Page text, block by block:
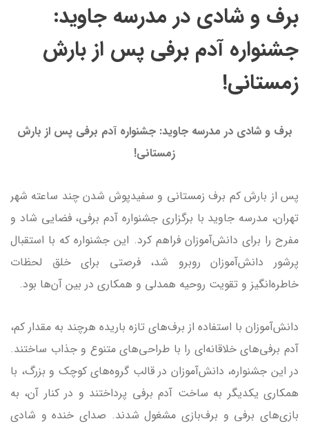
برف و شادی در مدرسه جاوید:
جشنواره آدم برفی پس از بارش
زمستانی!
برف و شادی در مدرسه جاوید: جشنواره آدم برفی پس از بارش
زمستانی!
پس از بارش کم برف زمستانی و سفیدپوش شدن چند ساعته شهر
تهران، مدرسه جاوید با برگزاری جشنواره آدم برفی، فضایی شاد و
مفرح را برای دانش‌آموزان فراهم کرد. این جشنواره که با استقبال
پرشور دانش‌آموزان روبرو شد، فرصتی برای خلق لحظات
خاطره‌انگیز و تقویت روحیه همدلی و همکاری در بین آن‌ها بود.
دانش‌آموزان با استفاده از برف‌های تازه باریده هرچند به مقدار کم،
آدم برفی‌های خلاقانه‌ای را با طراحی‌های متنوع و جذاب ساختند.
در این جشنواره، دانش‌آموزان در قالب گروه‌های کوچک و بزرگ، با
همکاری یکدیگر به ساخت آدم برفی پرداختند و در کنار آن، به
بازی‌های برفی و برف‌بازی مشغول شدند. صدای خنده و شادی